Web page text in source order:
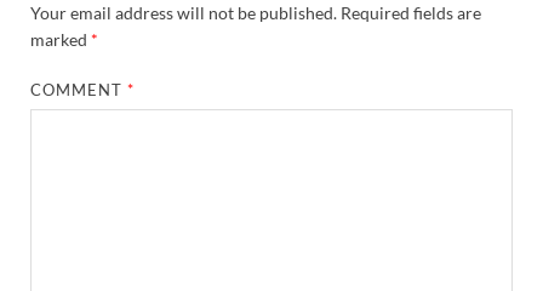
Your email address will not be published. Required fields are
marked *
COMMENT*